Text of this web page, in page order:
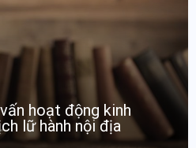
hoạt động kinh
lữ hành nội địa